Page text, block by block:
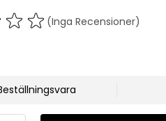
(Inga Recensioner)